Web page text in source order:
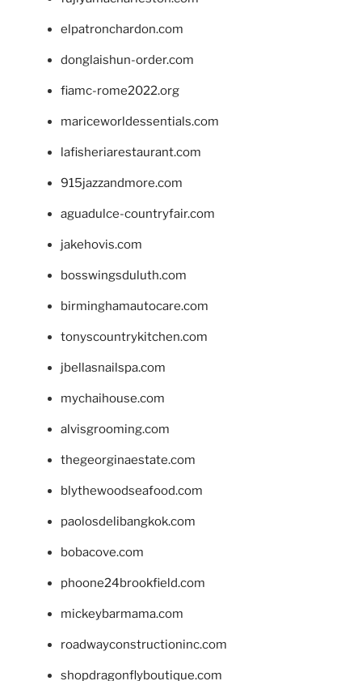
elpatronchardon.com
donglaishun-order.com
fiamc-rome2022.org
mariceworldessentials.com
lafisheriarestaurant.com
915jazzandmore.com
aguadulce-countryfair.com
jakehovis.com
bosswingsduluth.com
birminghamautocare.com
tonyscountrykitchen.com
jbellasnailspa.com
mychaihouse.com
alvisgrooming.com
thegeorginaestate.com
blythewoodseafood.com
paolosdelibangkok.com
bobacove.com
phoone24brookfield.com
mickeybarmama.com
roadwayconstructioninc.com
shopdragonflyboutique.com